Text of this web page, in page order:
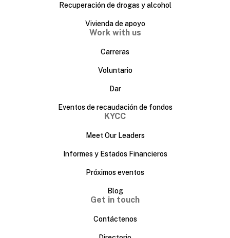
Recuperación de drogas y alcohol
Vivienda de apoyo
Work with us
Carreras
Voluntario
Dar
Eventos de recaudación de fondos
KYCC
Meet Our Leaders
Informes y Estados Financieros
Próximos eventos
Blog
Get in touch
Contáctenos